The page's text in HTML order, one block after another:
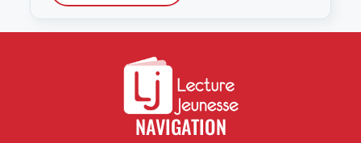
NAVIGATION